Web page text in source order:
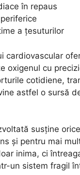
în repaus
a țesuturilor
cardiovascular
oxigenul cu
cotidiene,
astfel o sursă
susține
și pentru mai
inima, ci
un sistem fragil